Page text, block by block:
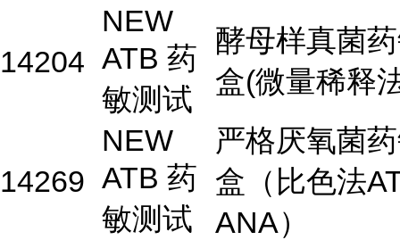
14204
NEW
ATB 药
敏测试
酵母样真菌
盒(微量稀释
14269
NEW
ATB 药
敏测试
严格厌氧菌
盒（比色法
ANA）